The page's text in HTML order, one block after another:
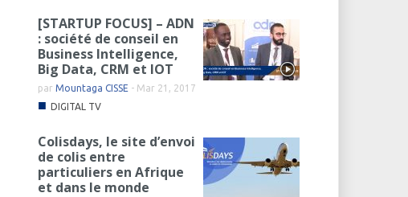
[STARTUP FOCUS] – ADN
: société de conseil en
Business Intelligence,
Big Data, CRM et IOT
parMountaga CISSE - Mar 21, 2017
■ DIGITAL TV
Colisdays, le site d’envoi
de colis entre
particuliers en Afrique
et dans le monde